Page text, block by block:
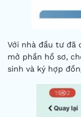
Với nhà đầu tư đã
mở phần hồ sơ,
sinh và ký hợp